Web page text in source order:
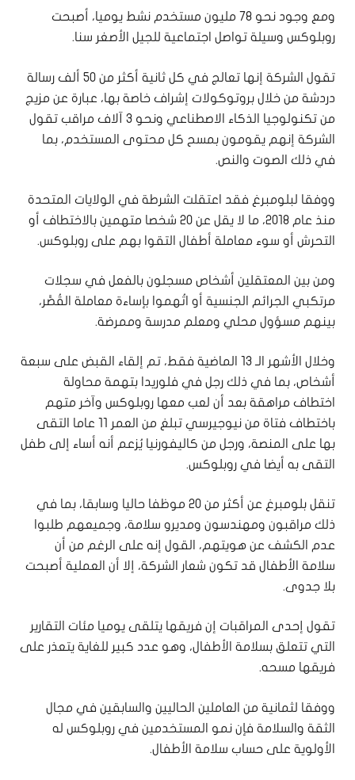
ومع وجود نحو 78 مليون مستخدم نشط يوميا، أصبحت
روبلوكس وسيلة تواصل اجتماعية للجيل الأصغر سنا.
تقول الشركة إنها تعالج في كل ثانية أكثر من 50 ألف رسالة
دردشة من خلال بروتوكولات إشراف خاصة بها، عبارة عن مزيج
من تكنولوجيا الذكاء الاصطناعي ونحو 3 آلاف مراقب تقول
الشركة إنهم يقومون بمسح كل محتوى المستخدم، بما
في ذلك الصوت والنص.
ووفقا لبلومبرغ فقد اعتقلت الشرطة في الولايات المتحدة
منذ عام 2018، ما لا يقل عن 20 شخصا متهمين بالاختطاف أو
التحرش أو سوء معاملة أطفال التقوا بهم على روبلوكس.
ومن بين المعتقلين أشخاص مسجلون بالفعل في سجلات
مرتكبي الجرائم الجنسية أو اتُهموا بإساءة معاملة القُصَّر،
بينهم مسؤول محلي ومعلم مدرسة وممرضة.
وخلال الأشهر الـ 13 الماضية فقط، تم إلقاء القبض على سبعة
أشخاص، بما في ذلك رجل في فلوريدا بتهمة محاولة
اختطاف مراهقة بعد أن لعب معها روبلوكس وآخر متهم
باختطاف فتاة من نيوجيرسي تبلغ من العمر 11 عاما التقى
بها على المنصة، ورجل من كاليفورنيا يُزعم أنه أساء إلى طفل
التقى به أيضا في روبلوكس.
تنقل بلومبرغ عن أكثر من 20 موظفا حاليا وسابقا، بما في
ذلك مراقبون ومهندسون ومديرو سلامة، وجميعهم طلبوا
عدم الكشف عن هويتهم، القول إنه على الرغم من أن
سلامة الأطفال قد تكون شعار الشركة، إلا أن العملية أصبحت
بلا جدوى.
تقول إحدى المراقبات إن فريقها يتلقى يوميا مئات التقارير
التي تتعلق بسلامة الأطفال، وهو عدد كبير للغاية يتعذر على
فريقها مسحه.
ووفقا لثمانية من العاملين الحاليين والسابقين في مجال
الثقة والسلامة فإن نمو المستخدمين في روبلوكس له
الأولوية على حساب سلامة الأطفال.